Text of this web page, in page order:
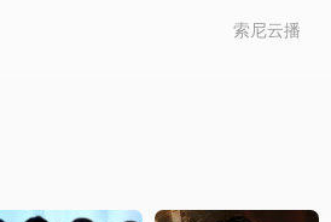
索尼云播